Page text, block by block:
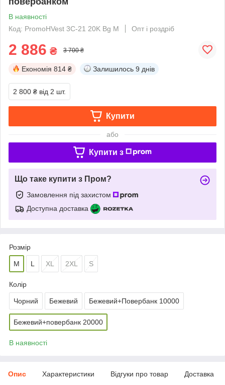
В наявності
Код: PromoHVest 3C-21 20K Bg M
Опт і роздріб
2 886 ₴ 3 700 ₴
Економія 814 ₴ Залишилось 9 днів
2 800 ₴ від 2 шт.
Купити
або
Купити з
Що таке купити з Пром?
Замовлення під захистом
Доступна доставка
Розмір
M L XL 2XL S
Колір
Чорний Бежевий Бежевий+Повербанк 10000
Бежевий+повербанк 20000
В наявності
Опис Характеристики Відгуки про товар Доставка